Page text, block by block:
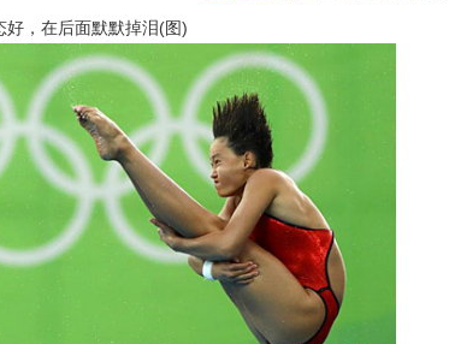
好，在后面默默掉泪(图)